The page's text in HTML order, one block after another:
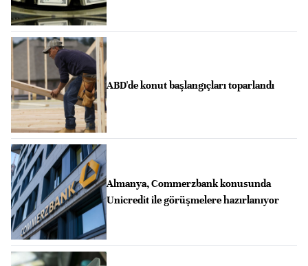
ABD'de konut başlangıçları toparlandı
Almanya, Commerzbank konusunda
Unicredit ile görüşmelere hazırlanıyor